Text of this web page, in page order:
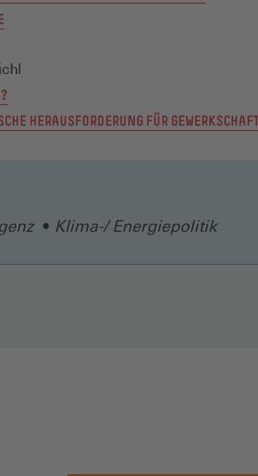
HERAUSFORDERUNG FÜR
Klima-/ Energiepolitik